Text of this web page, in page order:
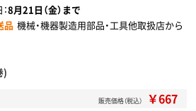
8月21日（金）まで
品 機械・機器製造用部品・工具他取扱店から
)
販売価格（税込） ￥667